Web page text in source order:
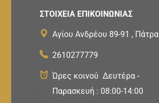
ΣΤΟΙΧΕΙΑ ΕΠΙΚΟΙΝΩΝΙΑΣ
Αγίου Ανδρέου 89-91 , Πάτρα
2610277779
Ώρες κοινού Δευτέρα -
Παρασκευή : 08:00-14:00